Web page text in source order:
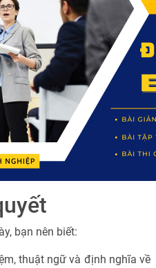
bạn nên biết:
thuật ngữ và định nghĩa về